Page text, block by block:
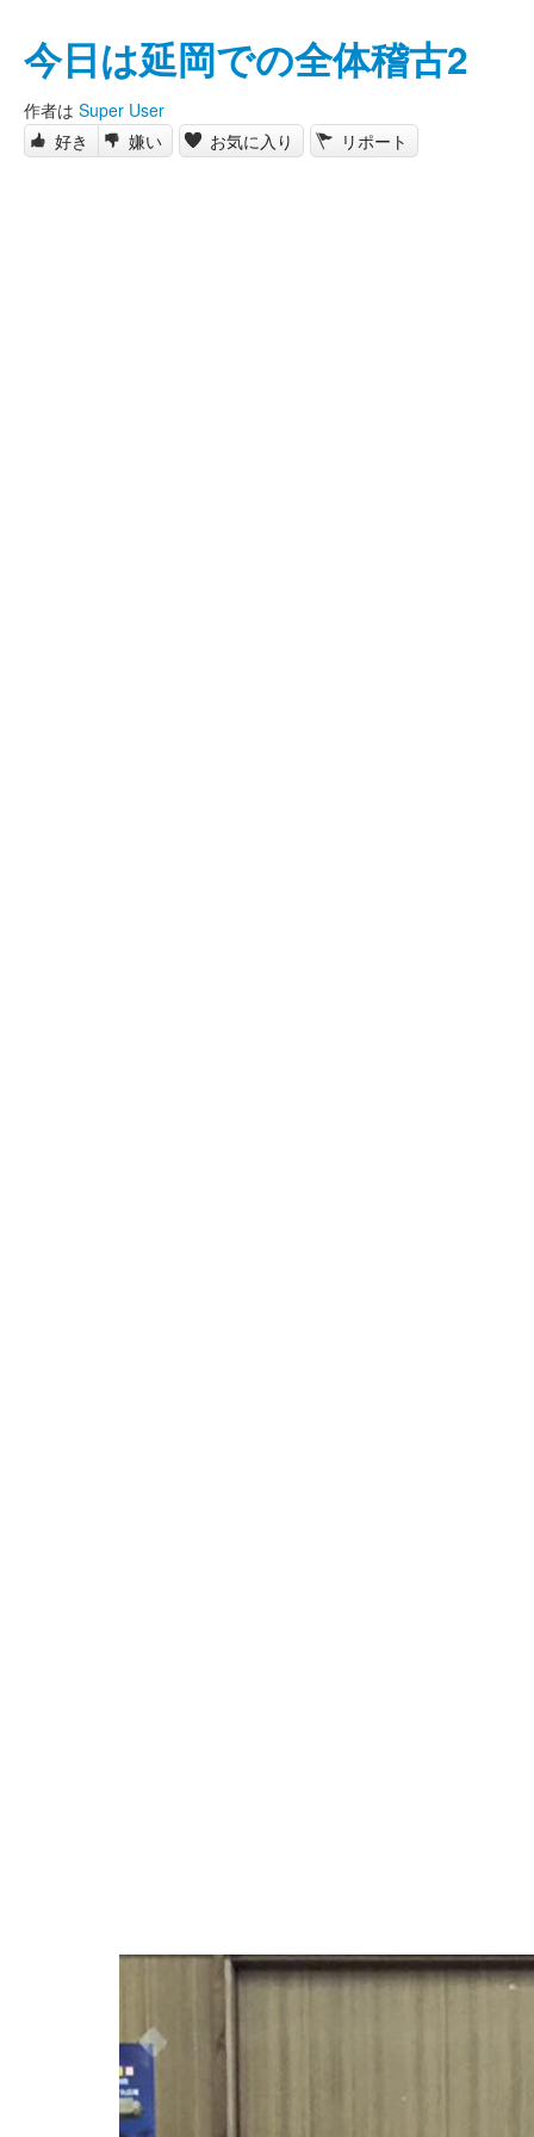
今日は延岡での全体稽古2
作者は Super User
好き
嫌い お気に入り リポート